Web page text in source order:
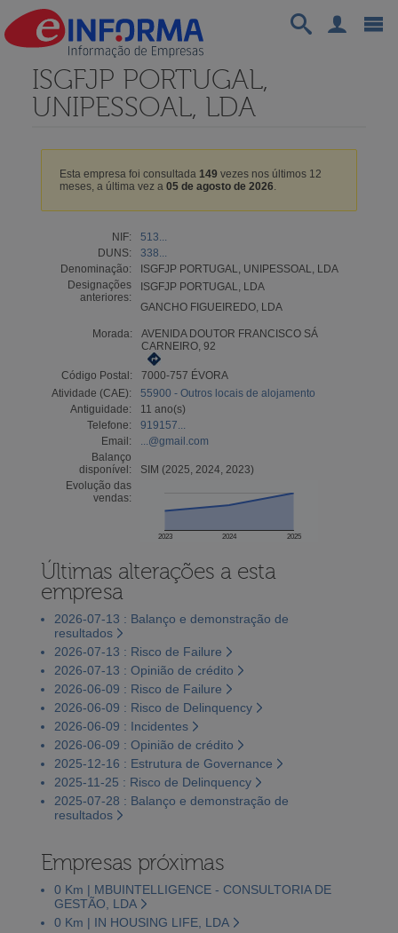
ISGFJP PORTUGAL,
UNIPESSOAL, LDA
Esta empresa foi consultada 149 vezes nos últimos 12
meses, a última vez a 05 de agosto de 2026.
NIF:
513...
DUNS:
338...
Denominação:
ISGFJP PORTUGAL, UNIPESSOAL, LDA
Designações
anteriores:
ISGFJP PORTUGAL, LDA
GANCHO FIGUEIREDO, LDA
Morada:
AVENIDA DOUTOR FRANCISCO SÁ
CARNEIRO, 92
Código Postal:
7000-757 ÉVORA
Atividade (CAE):
55900 - Outros locais de alojamento
Antiguidade:
11 ano(s)
Telefone:
919157...
Email:
...@gmail.com
Balanço
disponível:
SIM (2025, 2024, 2023)
Evolução das
vendas:
2023 2024 2025
Últimas alterações a esta
empresa
2026-07-13 : Balanço e demonstração de
resultados
2026-07-13 : Risco de Failure
2026-07-13 : Opinião de crédito
2026-06-09 : Risco de Failure
2026-06-09 : Risco de Delinquency
2026-06-09 : Incidentes
2026-06-09 : Opinião de crédito
2025-12-16 : Estrutura de Governance
2025-11-25 : Risco de Delinquency
2025-07-28 : Balanço e demonstração de
resultados
Empresas próximas
0 Km | MBUINTELLIGENCE - CONSULTORIA DE
GESTÃO, LDA
0 Km | IN HOUSING LIFE, LDA